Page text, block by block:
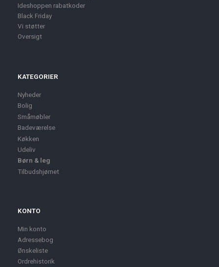
Ideshoppen rabatkoder
Black Friday
Vi støtter
Oversigt
KATEGORIER
Nyheder
Bolig
Småmøbler
Badeværelse
Køkken
Udeliv
Børn & leg
Tilbudshjørnet
KONTO
Min konto
Adressebog
Ønskeliste
Ordrehistorik